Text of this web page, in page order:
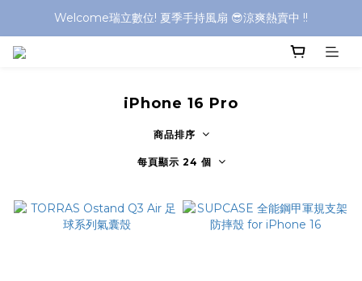
Welcome瑞立數位! 夏季手持風扇 😎涼爽熱賣中 !!
Welcome瑞立數位! 夏季手持風扇 😎涼爽熱賣中 !!
Welcome瑞立數位! 夏季手持風扇 😎涼爽熱賣中 !!
iPhone 16 Pro
商品排序
每頁顯示 24 個